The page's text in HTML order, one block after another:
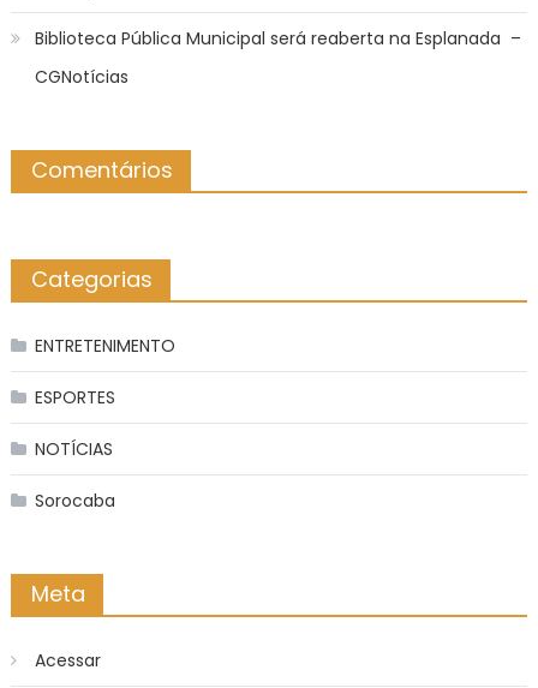
Biblioteca Pública Municipal será reaberta na Esplanada –
CGNotícias
Comentários
Categorias
ENTRETENIMENTO
ESPORTES
NOTÍCIAS
Sorocaba
Meta
Acessar